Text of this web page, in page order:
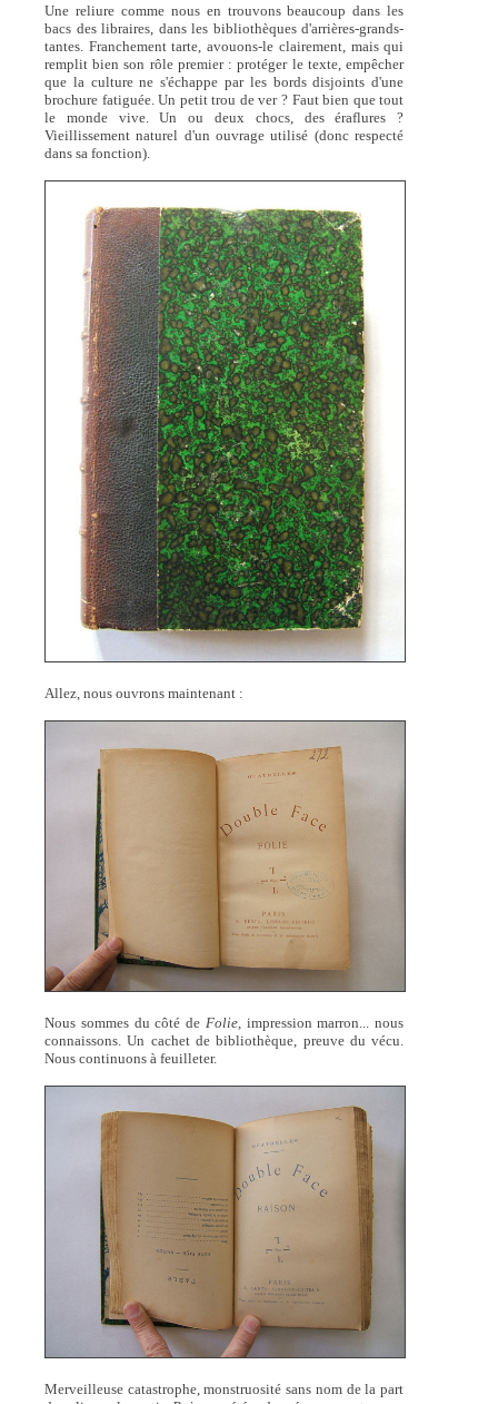
Une reliure comme nous en trouvons beaucoup dans les
bacs des libraires, dans les bibliothèques d'arrières-grands-
tantes. Franchement tarte, avouons-le clairement, mais qui
remplit bien son rôle premier : protéger le texte, empêcher
que la culture ne s'échappe par les bords disjoints d'une
brochure fatiguée. Un petit trou de ver ? Faut bien que tout
le monde vive. Un ou deux chocs, des éraflures ?
Vieillissement naturel d'un ouvrage utilisé (donc respecté
dans sa fonction).
Allez, nous ouvrons maintenant :
Nous sommes du côté de Folie,impression marron... nous
connaissons. Un cachet de bibliothèque, preuve du vécu.
Nous continuons à feuilleter.
Merveilleuse catastrophe, monstruosité sans nom de la part